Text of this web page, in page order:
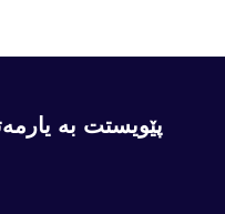
پێویستت بە